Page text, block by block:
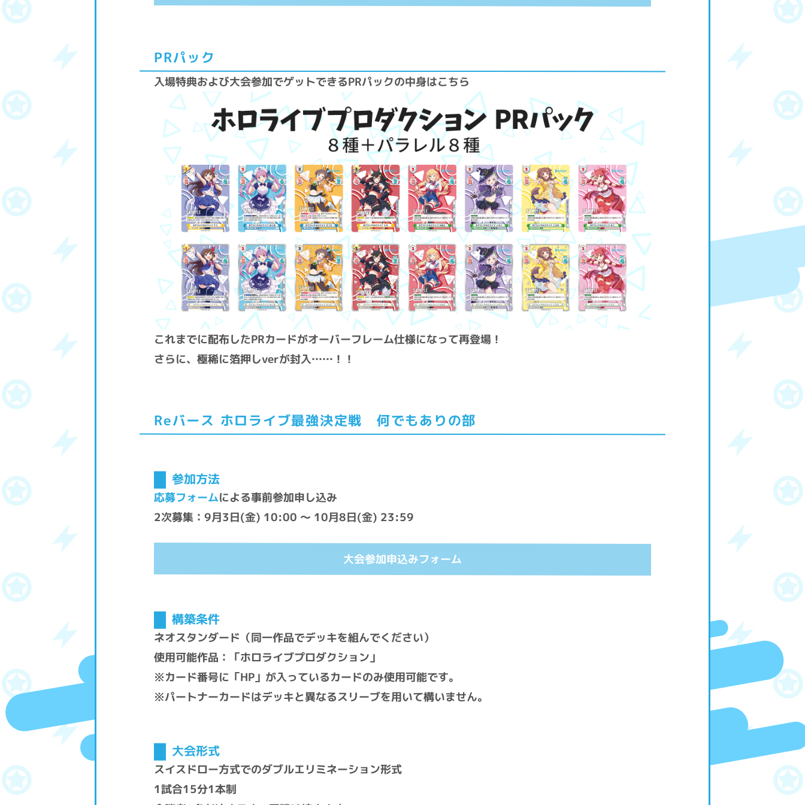
PRパック
入場特典および大会参加でゲットできるPRパックの中身はこちら
これまでに配布したPRカードがオーバーフレーム仕様になって再登場！
さらに、極稀に箔押しverが封入……！！
Reバース ホロライブ最強決定戦 何でもありの部
参加方法
応募フォームによる事前参加申し込み
2次募集：9月3日(金) 10:00 ～ 10月8日(金) 23:59
大会参加申込みフォーム
構築条件
ネオスタンダード（同一作品でデッキを組んでください）
使用可能作品：「ホロライブプロダクション」
※カード番号に「HP」が入っているカードのみ使用可能です。
※パートナーカードはデッキと異なるスリーブを用いて構いません。
大会形式
スイスドロー方式でのダブルエリミネーション形式
1試合15分1本制